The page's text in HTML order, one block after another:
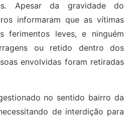
Apesar da gravidade do
informaram que as vítimas
ferimentos leves, e ninguém
ou retido dentro dos
envolvidas foram retiradas
no sentido bairro da
de interdição para